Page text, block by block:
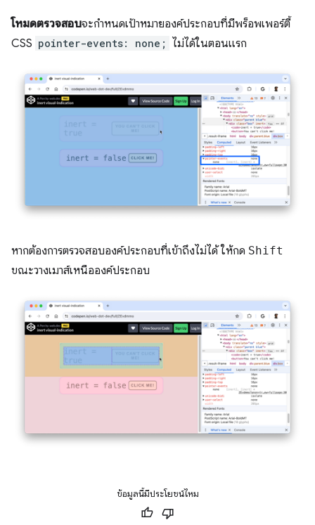
โหมดตรวจสอบจะกำหนดเป้าหมายองค์ประกอบที่มีพร็อพเพอร์ตี้
CSS pointer-events: none; ไม่ได้ในตอนแรก
หากต้องการตรวจสอบองค์ประกอบที่เข้าถึงไม่ได้ ให้กด Shift
ขณะวางเมาส์เหนือองค์ประกอบ
ข้อมูลนี้มีประโยชน์ไหม